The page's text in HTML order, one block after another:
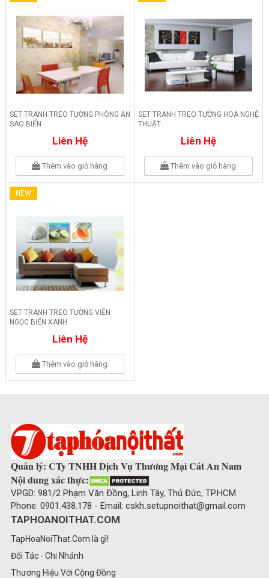
SET TRANH TREO TƯỜNG PHÒNG ĂN
SAO BIỂN
Liên Hệ
Thêm vào giỏ hàng
SET TRANH TREO TƯỜNG HOA NGHỆ
THUẬT
Liên Hệ
Thêm vào giỏ hàng
NEW
SET TRANH TREO TƯỜNG VIÊN
NGỌC BIỂN XANH
Liên Hệ
Thêm vào giỏ hàng
Quản lý: CTy TNHH Dịch Vụ Thương Mại Cát An Nam
Nội dung xác thực:
VPGD: 981/2 Phạm Văn Đồng, Linh Tây, Thủ Đức, TP.HCM
Phone: 0901.438.178 - Email: cskh.setupnoithat@gmail.com
TAPHOANOITHAT.COM
TapHoaNoiThat.Com là gì!
Đối Tác - Chi Nhánh
Thương Hiệu Với Cộng Đồng